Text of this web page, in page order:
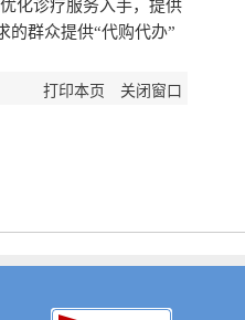
化诊疗服务入手，提供
的群众提供“代购代办”
打印本页 关闭窗口